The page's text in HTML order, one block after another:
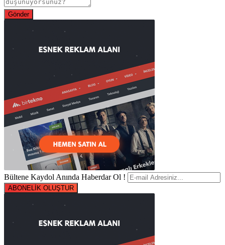
Bültene Kaydol Anında Haberdar Ol !
ABONELİK OLUŞTUR